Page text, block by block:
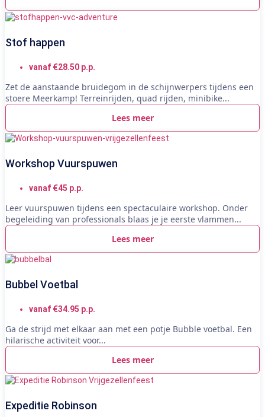
Stof happen
vanaf €28.50 p.p.
Zet de aanstaande bruidegom in de schijnwerpers tijdens een
stoere Meerkamp! Terreinrijden, quad rijden, minibike...
Lees meer
Workshop Vuurspuwen
vanaf €45 p.p.
Leer vuurspuwen tijdens een spectaculaire workshop. Onder
begeleiding van professionals blaas je je eerste vlammen...
Lees meer
Bubbel Voetbal
vanaf €34.95 p.p.
Ga de strijd met elkaar aan met een potje Bubble voetbal. Een
hilarische activiteit voor...
Lees meer
Expeditie Robinson